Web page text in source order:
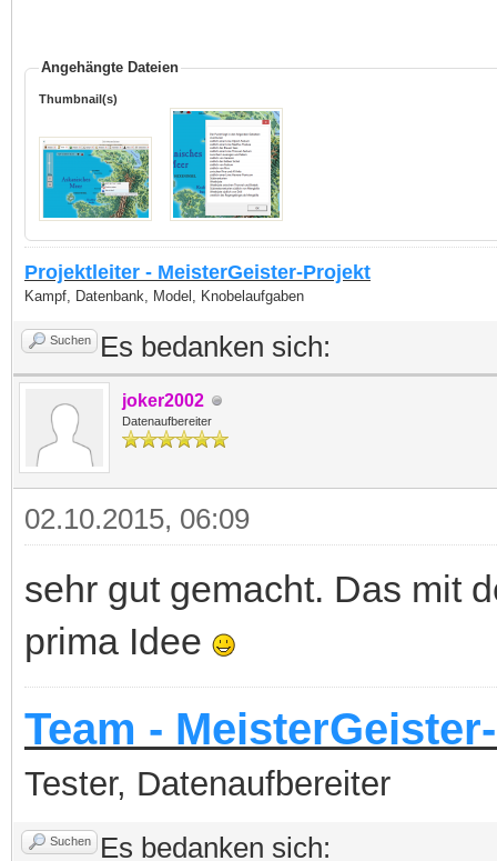
Angehängte Dateien
Thumbnail(s)
Projektleiter - MeisterGeister-Projekt
Kampf, Datenbank, Model, Knobelaufgaben
Suchen Es bedanken sich:
joker2002
Datenaufbereiter
02.10.2015, 06:09
sehr gut gemacht. Das mit
prima Idee
Team -
Tester, Datenaufbereiter
Suchen Es bedanken sich: